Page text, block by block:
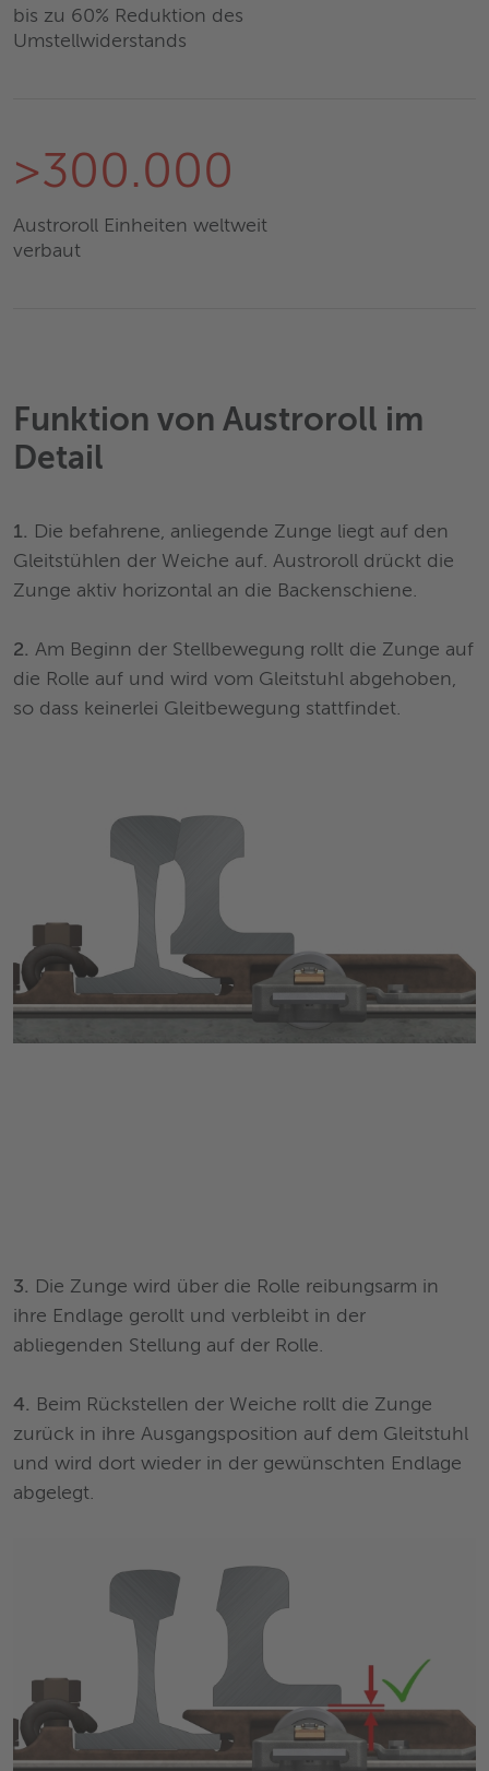
bis zu 60% Reduktion des
Umstellwiderstands
>300.000
Austroroll Einheiten weltweit
verbaut
Funktion von Austroroll im
Detail
1. Die befahrene, anliegende Zunge liegt auf den
Gleitstühlen der Weiche auf. Austroroll drückt die
Zunge aktiv horizontal an die Backenschiene.
2. Am Beginn der Stellbewegung rollt die Zunge auf
die Rolle auf und wird vom Gleitstuhl abgehoben,
so dass keinerlei Gleitbewegung stattfindet.
3. Die Zunge wird über die Rolle reibungsarm in
ihre Endlage gerollt und verbleibt in der
abliegenden Stellung auf der Rolle.
4. Beim Rückstellen der Weiche rollt die Zunge
zurück in ihre Ausgangsposition auf dem Gleitstuhl
und wird dort wieder in der gewünschten Endlage
abgelegt.